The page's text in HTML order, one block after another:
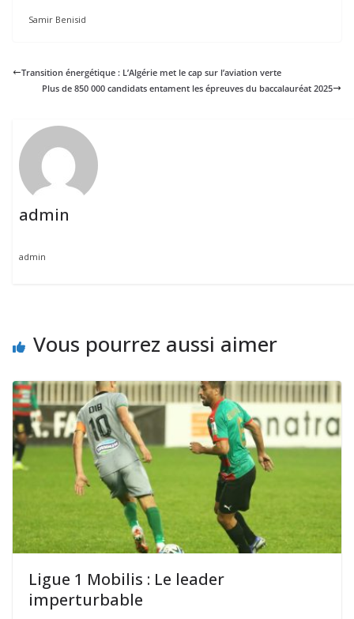
Samir Benisid
Transition énergétique : L’Algérie met le cap sur l’aviation verte
Plus de 850 000 candidats entament les épreuves du baccalauréat 2025
admin
admin
Vous pourrez aussi aimer
Ligue 1 Mobilis : Le leader
imperturbable